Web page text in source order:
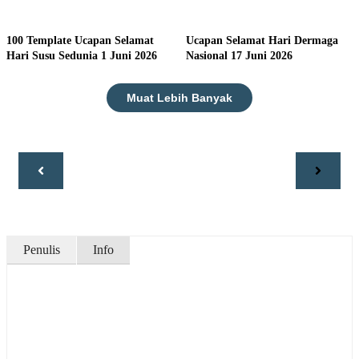
100 Template Ucapan Selamat
Hari Susu Sedunia 1 Juni 2026
Ucapan Selamat Hari Dermaga
Nasional 17 Juni 2026
Muat Lebih Banyak
Penulis Info